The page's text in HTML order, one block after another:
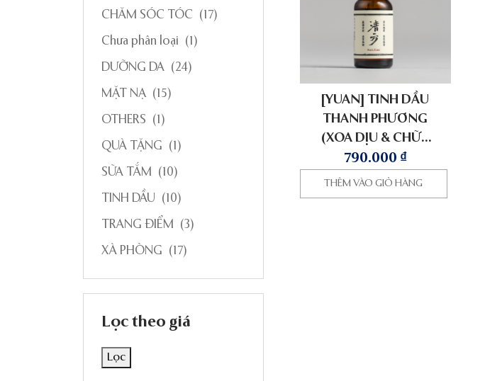
[YUAN] TINH DẦU
THANH PHƯƠNG
(XOA DỊU & CHỮA
LÀNH)
790.000 ₫
THÊM VÀO GIỎ HÀNG
CHĂM SÓC TÓC (17)
Chưa phân loại (1)
DƯỠNG DA (24)
MẶT NẠ (15)
OTHERS (1)
QUÀ TẶNG (1)
SỮA TẮM (10)
TINH DẦU (10)
TRANG ĐIỂM (3)
XÀ PHÒNG (17)
Lọc theo giá
Lọc